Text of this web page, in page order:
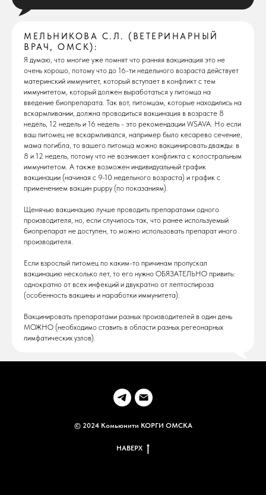
МЕЛЬНИКОВА С.Л. (ВЕТЕРИНАРНЫЙ
ВРАЧ, ОМСК):
Я думаю, что многие уже помнят что ранняя вакцинация это не
очень хорошо, потому что до 16-ти недельного возраста действует
материнский иммунитет, который вступает в конфликт с тем
иммунитетом, который должен выработаться у питомца на
введение биопрепарата. Так вот, питомцам, которые находились на
вскармливании, должна проводиться вакцинация в возрасте 8
недель, 12 недель и 16 недель - это рекомендации WSAVA. Но если
ваш питомец не вскармливался, например было кесарево сечение,
мама погибла, то вашего питомца можно вакцинировать дважды: в
8 и 12 недель, потому что не возникает конфликта с колостральным
иммунитетом. А также возможен индивидуальный график
вакцинации (начиная с 9-10 недельного возраста) и график с
применением вакцин puppy (по показаниям).
Щенячью вакцинацию лучше проводить препаратами одного
производителя, но, если случилось так, что ранее используемый
биопрепарат не доступен, то можно использовать препарат иного
производителя.
Если взрослый питомец по каким-то причинам пропускал
вакцинацию несколько лет, то его нужно ОБЯЗАТЕЛЬНО привить:
однократно от всех инфекций и двукратно от лептоспироза
(особенность вакцины и наработки иммунитета).
Вакцинировать препаратами разных производителей в один день
МОЖНО (необходимо ставить в области разных регеонарных
лимфатических узлов).
© 2024 Комьюнити КОРГИ ОМСКА
НАВЕРХ